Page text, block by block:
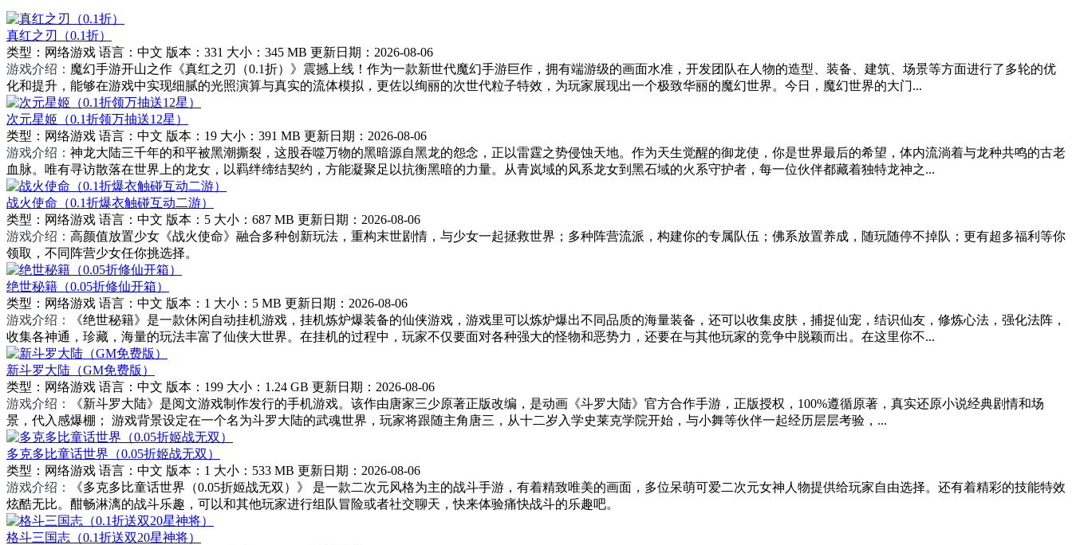
真红之刃（0.1折）
类型： 网络游戏 语言： 中文 版本： 331 大小： 345 MB 更新日期： 2026-08-06
游戏介绍： 魔幻手游开山之作《真红之刃（0.1折）》震撼上线！作为一款新世代魔幻手游巨作，拥有端游级的画面水准，开发团队在人物的造型、装备、建筑、场景等方面进行了多轮的优
化和提升，能够在游戏中实现细腻的光照演算与真实的流体模拟，更佐以绚丽的次世代粒子特效，为玩家展现出一个极致华丽的魔幻世界。今日，魔幻世界的大门...
次元星姬（0.1折领万抽送12星）
类型： 网络游戏 语言： 中文 版本： 19 大小： 391 MB 更新日期： 2026-08-06
游戏介绍： 神龙大陆三千年的和平被黑潮撕裂，这股吞噬万物的黑暗源自黑龙的怨念，正以雷霆之势侵蚀天地。作为天生觉醒的御龙使，你是世界最后的希望，体内流淌着与龙种共鸣的古老
血脉。唯有寻访散落在世界上的龙女，以羁绊缔结契约，方能凝聚足以抗衡黑暗的力量。从青岚域的风系龙女到黑石域的火系守护者，每一位伙伴都藏着独特龙神之...
战火使命（0.1折爆衣触碰互动二游）
类型： 网络游戏 语言： 中文 版本： 5 大小： 687 MB 更新日期： 2026-08-06
游戏介绍： 高颜值放置少女《战火使命》融合多种创新玩法，重构末世剧情，与少女一起拯救世界；多种阵营流派，构建你的专属队伍；佛系放置养成，随玩随停不掉队；更有超多福利等你
领取，不同阵营少女任你挑选择。
绝世秘籍（0.05折修仙开箱）
类型： 网络游戏 语言： 中文 版本： 1 大小： 5 MB 更新日期： 2026-08-06
游戏介绍：
《绝世秘籍》是一款休闲自动挂机游戏，挂机炼炉爆装备的仙侠游戏，游戏里可以炼炉爆出不同品质的海量装备，还可以收集皮肤，捕捉仙宠，结识仙友，修炼心法，强化法阵，
收集各神通，珍藏，海量的玩法丰富了仙侠大世界。在挂机的过程中，玩家不仅要面对各种强大的怪物和恶势力，还要在与其他玩家的竞争中脱颖而出。在这里你不...
新斗罗大陆（GM免费版）
类型： 网络游戏 语言： 中文 版本： 199 大小： 1.24 GB 更新日期： 2026-08-06
游戏介绍：
《新斗罗大陆》是阅文游戏制作发行的手机游戏。该作由唐家三少原著正版改编，是动画《斗罗大陆》官方合作手游，正版授权，100%遵循原著，真实还原小说经典剧情和场
景，代入感爆棚； 游戏背景设定在一个名为斗罗大陆的武魂世界，玩家将跟随主角唐三，从十二岁入学史莱克学院开始，与小舞等伙伴一起经历层层考验，...
多克多比童话世界（0.05折姬战无双）
类型： 网络游戏 语言： 中文 版本： 1 大小： 533 MB 更新日期： 2026-08-06
游戏介绍：
《多克多比童话世界（0.05折姬战无双）》 是一款二次元风格为主的战斗手游，有着精致唯美的画面，多位呆萌可爱二次元女神人物提供给玩家自由选择。还有着精彩的技能特效
炫酷无比。酣畅淋漓的战斗乐趣，可以和其他玩家进行组队冒险或者社交聊天，快来体验痛快战斗的乐趣吧。
格斗三国志（0.1折送双20星神将）